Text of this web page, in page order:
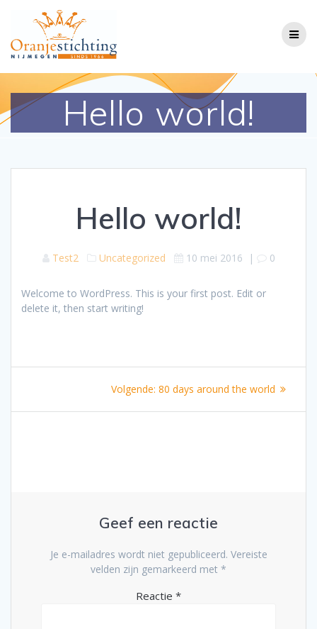
Hello world!
Hello world!
Test2 Uncategorized 10 mei 2016 | 0
Welcome to WordPress. This is your first post. Edit or
delete it, then start writing!
navigatie
Volgende: Volgend
80 days around the world
Geef een reactie
Je e-mailadres wordt niet gepubliceerd. Vereiste
velden zijn gemarkeerd met *
Reactie *